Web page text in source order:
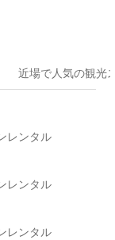
近場で人気の観光
レンタル
レンタル
レンタル